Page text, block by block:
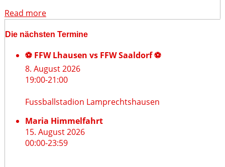
Read more
Die nächsten Termine
⚽ FFW Lhausen vs FFW Saaldorf ⚽
8. August 2026
19:00-21:00
Fussballstadion Lamprechtshausen
Maria Himmelfahrt
15. August 2026
00:00-23:59